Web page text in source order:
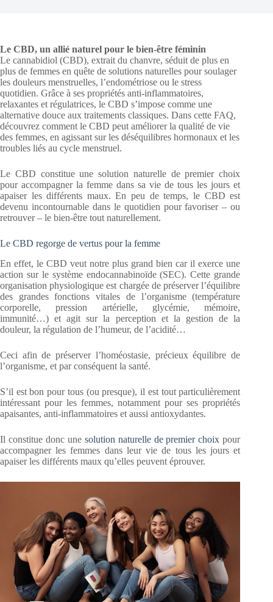
Le CBD, un allié naturel pour le bien-être féminin
Le cannabidiol (CBD), extrait du chanvre, séduit de plus en
plus de femmes en quête de solutions naturelles pour soulager
les douleurs menstruelles, l’endométriose ou le stress
quotidien. Grâce à ses propriétés anti-inflammatoires,
relaxantes et régulatrices, le CBD s’impose comme une
alternative douce aux traitements classiques. Dans cette FAQ,
découvrez comment le CBD peut améliorer la qualité de vie
des femmes, en agissant sur les déséquilibres hormonaux et les
troubles liés au cycle menstruel.
Le CBD constitue une solution naturelle de premier choix
pour accompagner la femme dans sa vie de tous les jours et
apaiser les différents maux. En peu de temps, le CBD est
devenu incontournable dans le quotidien pour favoriser – ou
retrouver – le bien-être tout naturellement.
Le CBD regorge de vertus pour la femme
En effet, le CBD veut notre plus grand bien car il exerce une
action sur le système endocannabinoïde (SEC). Cette grande
organisation physiologique est chargée de préserver l’équilibre
des grandes fonctions vitales de l’organisme (température
corporelle, pression artérielle, glycémie, mémoire,
immunité…) et agit sur la perception et la gestion de la
douleur, la régulation de l’humeur, de l’acidité…
Ceci afin de préserver l’homéostasie, précieux équilibre de
l’organisme, et par conséquent la santé.
S’il est bon pour tous (ou presque), il est tout particulièrement
intéressant pour les femmes, notamment pour ses propriétés
apaisantes, anti-inflammatoires et aussi antioxydantes.
Il constitue donc une solution naturelle de premier choix pour
accompagner les femmes dans leur vie de tous les jours et
apaiser les différents maux qu’elles peuvent éprouver.